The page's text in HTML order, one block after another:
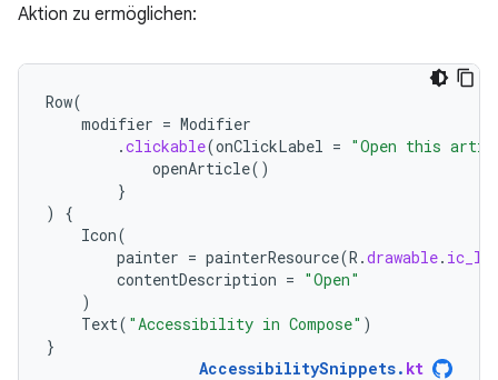
Aktion zu ermöglichen:
Row(
modifier = Modifier
.clickable(onClickLabel = "Open this
openArticle()
}
)
{
Icon(
painter = painterResource(R .drawable.
contentDescription = "Open"
)
Text( "Accessibility in Compose" )
}
AccessibilitySnippets. kt